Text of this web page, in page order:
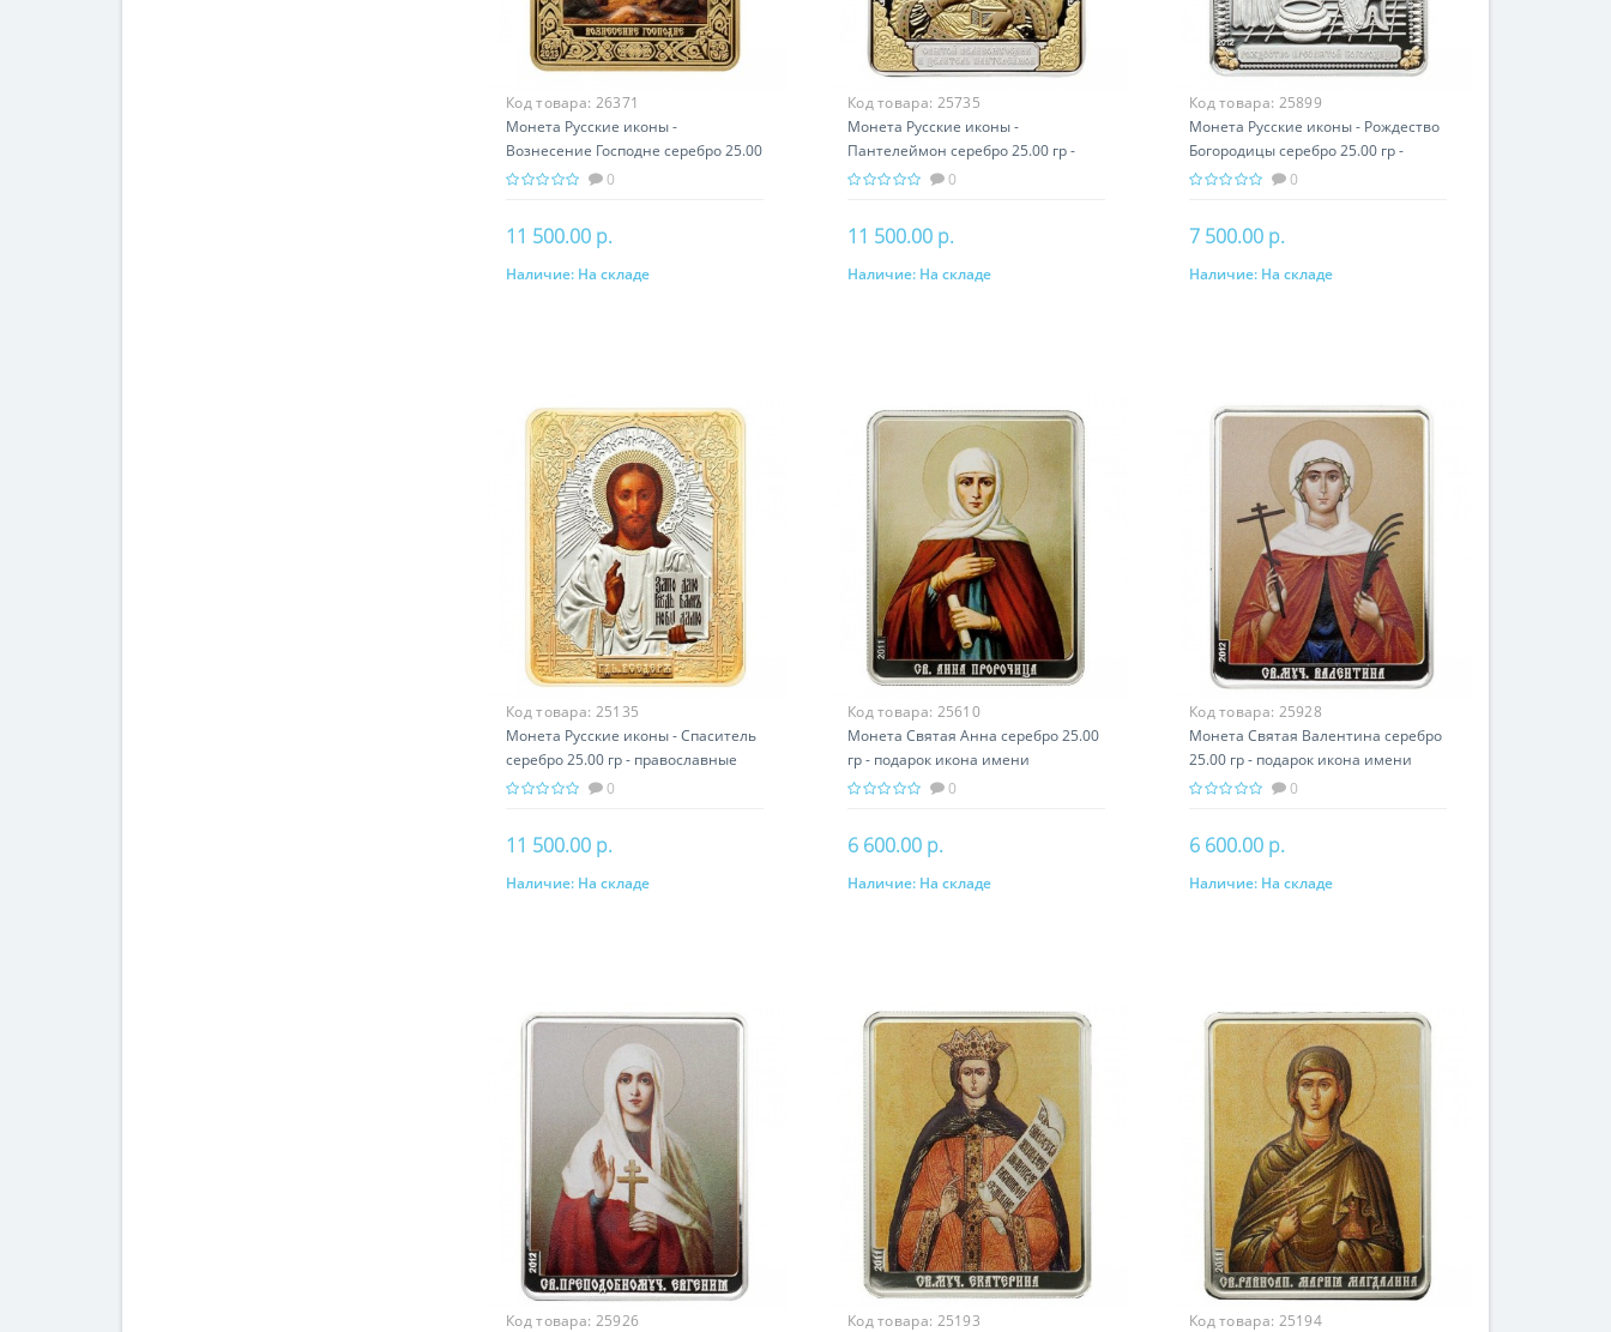
Код товара: 26371
Монета Русские иконы -
Вознесение Господне серебро 25.00
гр - православный подарок
0
11 500.00 р.
В корзину
Наличие: На складе
Код товара: 25735
Монета Русские иконы -
Пантелеймон серебро 25.00 гр -
православный подарок
0
11 500.00 р.
В корзину
Наличие: На складе
Код товара: 25899
Монета Русские иконы - Рождество
Богородицы серебро 25.00 гр -
православные святыни
0
7 500.00 р.
В корзину
Наличие: На складе
Код товара: 25135
Монета Русские иконы - Спаситель
серебро 25.00 гр - православные
святыни
0
11 500.00 р.
В корзину
Наличие: На складе
Код товара: 25610
Монета Святая Анна серебро 25.00
гр - подарок икона имени
0
6 600.00 р.
В корзину
Наличие: На складе
Код товара: 25928
Монета Святая Валентина серебро
25.00 гр - подарок икона имени
0
6 600.00 р.
В корзину
Наличие: На складе
Код товара: 25926
Код товара: 25193
Код товара: 25194